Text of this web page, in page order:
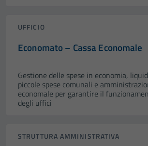
UFFICIO
Economato – Cassa Economale
Gestione delle spese in economia,
piccole spese comunali e
economale per garantire il
degli uffici
STRUTTURA AMMINISTRATIVA